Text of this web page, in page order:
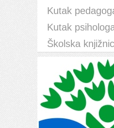
Kutak
Kutak
Školska